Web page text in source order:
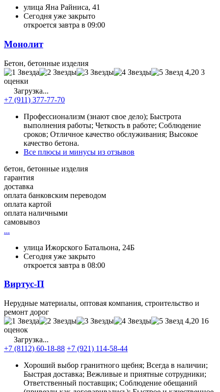
улица Яна Райниса, 41
Сегодня уже закрыто
откроется завтра в 09:00
Монолит
Бетон, бетонные изделия
4,20 3
оценки
Загрузка...
+7 (911) 377-77-70
Профессионализм (знают свое дело); Быстрота
выполнения работы; Четкость в работе; Соблюдение
сроков; Отличное качество обслуживания; Высокое
качество бетона.
Все плюсы и минусы из отзывов
бетон, бетонные изделия
гарантия
доставка
оплата банковским переводом
оплата картой
оплата наличными
самовывоз
...
улица Ижорского Батальона, 24Б
Сегодня уже закрыто
откроется завтра в 08:00
Виртус-П
Нерудные материалы, оптовая компания, строительство и
ремонт дорог
4,20 16
оценок
Загрузка...
+7 (8112) 60-18-88 +7 (921) 114-58-44
Хороший выбор гранитного щебня; Всегда в наличии;
Быстрая доставка; Вежливые и приятные сотрудники;
Ответственный поставщик; Соблюдение обещаний